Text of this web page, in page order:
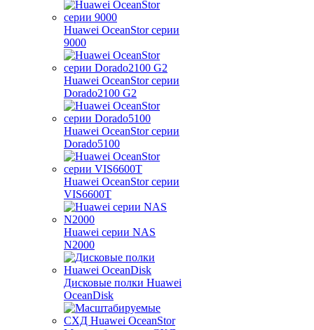
Huawei OceanStor серии
9000
Huawei OceanStor серии
Dorado2100 G2
Huawei OceanStor серии
Dorado5100
Huawei OceanStor серии
VIS6600T
Huawei серии NAS
N2000
Дисковые полки Huawei
OceanDisk